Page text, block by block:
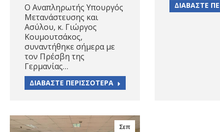
Ο Αναπληρωτής Υπουργός
Μετανάστευσης και
Ασύλου, κ. Γιώργος
Κουμουτσάκος,
συναντήθηκε σήμερα με
τον Πρέσβη της
Γερμανίας…
ΔΙΑΒΑΣΤΕ ΠΕΡΙΣΣΟΤΕΡΑ
ΔΙΑΒΑΣΤΕ
Σεπ